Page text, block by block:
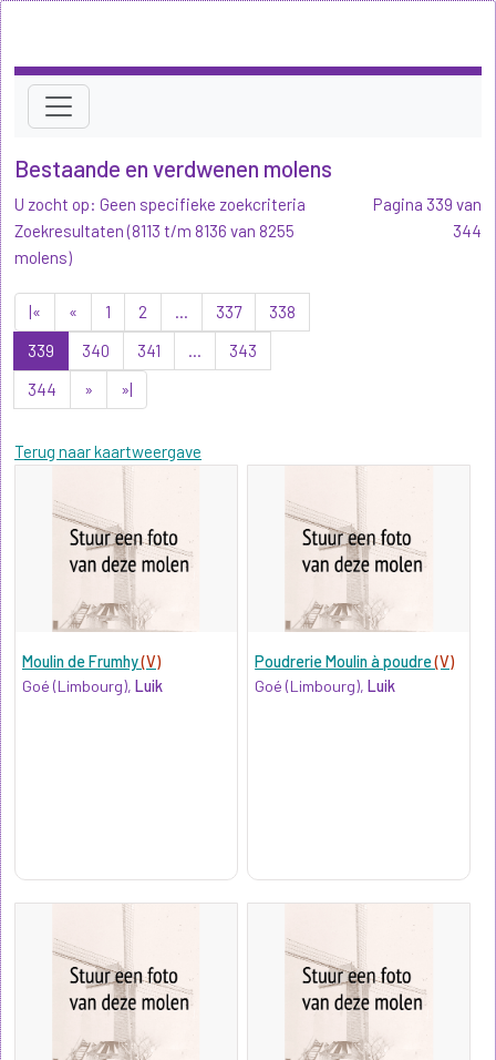
Bestaande en verdwenen molens
U zocht op: Geen specifieke zoekcriteria
Zoekresultaten (8113 t/m 8136 van 8255
molens)
|« « 1 2 ... 337
338
339
340 341 ...
343
344
» »|
Terug naar kaartweergave
Pagina 339 van
344
Moulin de Frumhy(V)
Goé (Limbourg), Luik
Poudrerie Moulin à poudre(V)
Goé (Limbourg),Luik